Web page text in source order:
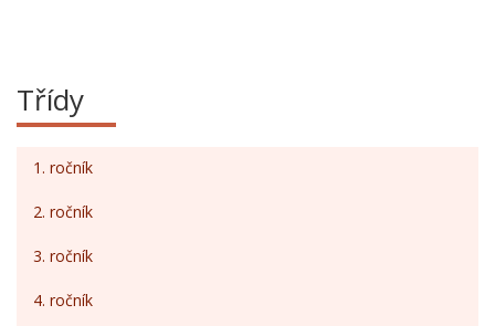
Třídy
1. ročník
2. ročník
3. ročník
4. ročník